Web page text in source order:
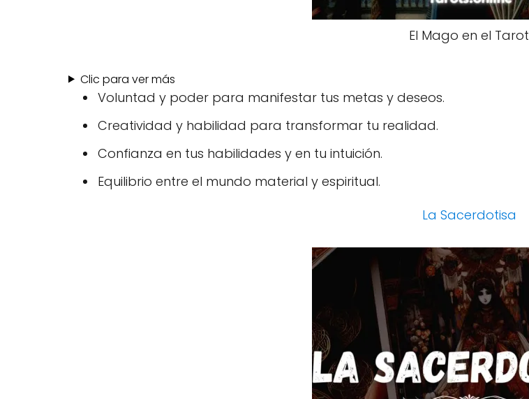
El Mago en el Tarot
Clic para ver más
Voluntad y poder para manifestar tus metas y deseos.
Creatividad y habilidad para transformar tu realidad.
Confianza en tus habilidades y en tu intuición.
Equilibrio entre el mundo material y espiritual.
La Sacerdotisa